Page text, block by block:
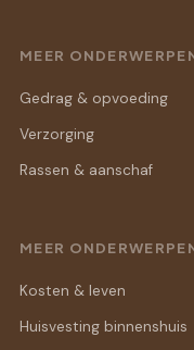
MEER
Gedrag & opvoeding
Verzorging
Rassen & aanschaf
MEER
Kosten & leven
Huisvesting binnenshuis